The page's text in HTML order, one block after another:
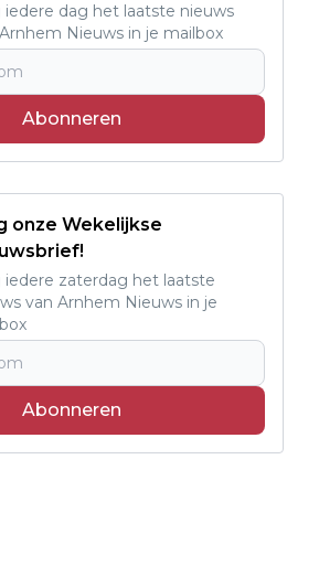
iedere dag het laatste nieuws
Nieuws in je mailbox
Abonneren
onze Wekelijkse
iedere zaterdag het laatste
van Arnhem Nieuws in je
Abonneren